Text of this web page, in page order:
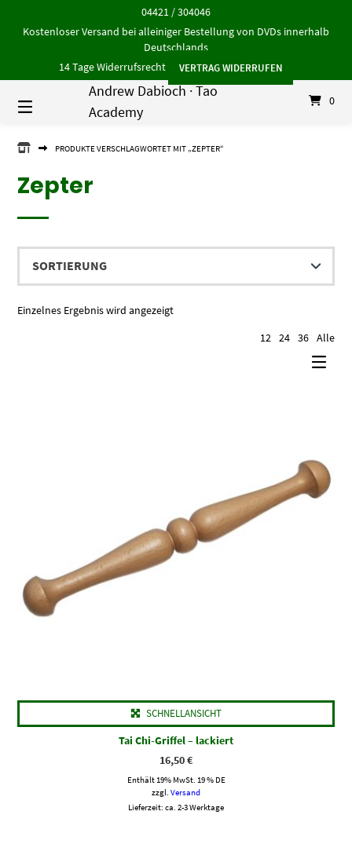
Inhalt
04421 / 304046
Kostenloser Versand bei alleiniger Bestellung von DVDs innerhalb
Deutschlands
14 Tage Widerrufsrecht
VERTRAG WIDERRUFEN
Andrew Dabioch · Tao
Academy
0
ANDREW
TAO
ACADEMY
PRODUKTE VERSCHLAGWORTET MIT „ZEPTER“
Zepter
Einzelnes Ergebnis wird angezeigt
12 24 36 Alle
SCHNELLANSICHT
Tai Chi-Griffel – lackiert
16,50€
Enthält 19% MwSt. 19 % DE
zzgl. Versand
Lieferzeit: ca. 2-3 Werktage